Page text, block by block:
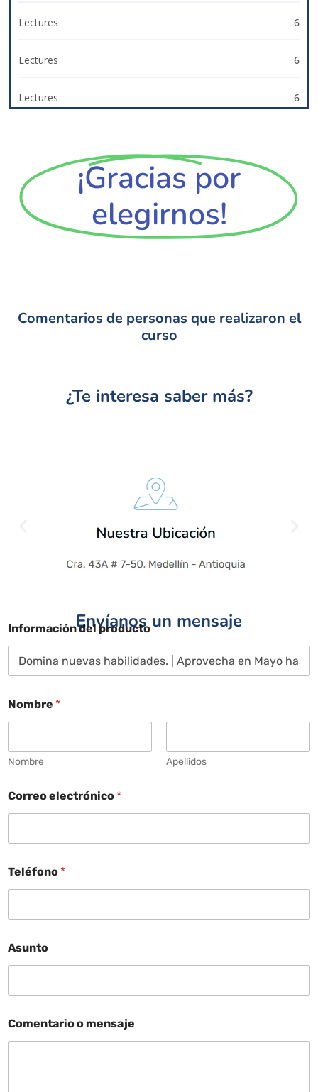
Lectures 6
Lectures 6
Lectures 6
¡Gracias por
elegirnos!
Comentarios de personas que realizaron el
curso
¿Te interesa saber más?
Envíanos un mensaje
Información del producto
Nombre *
Nombre Apellidos
Correo electrónico *
Teléfono *
Asunto
Comentario o mensaje